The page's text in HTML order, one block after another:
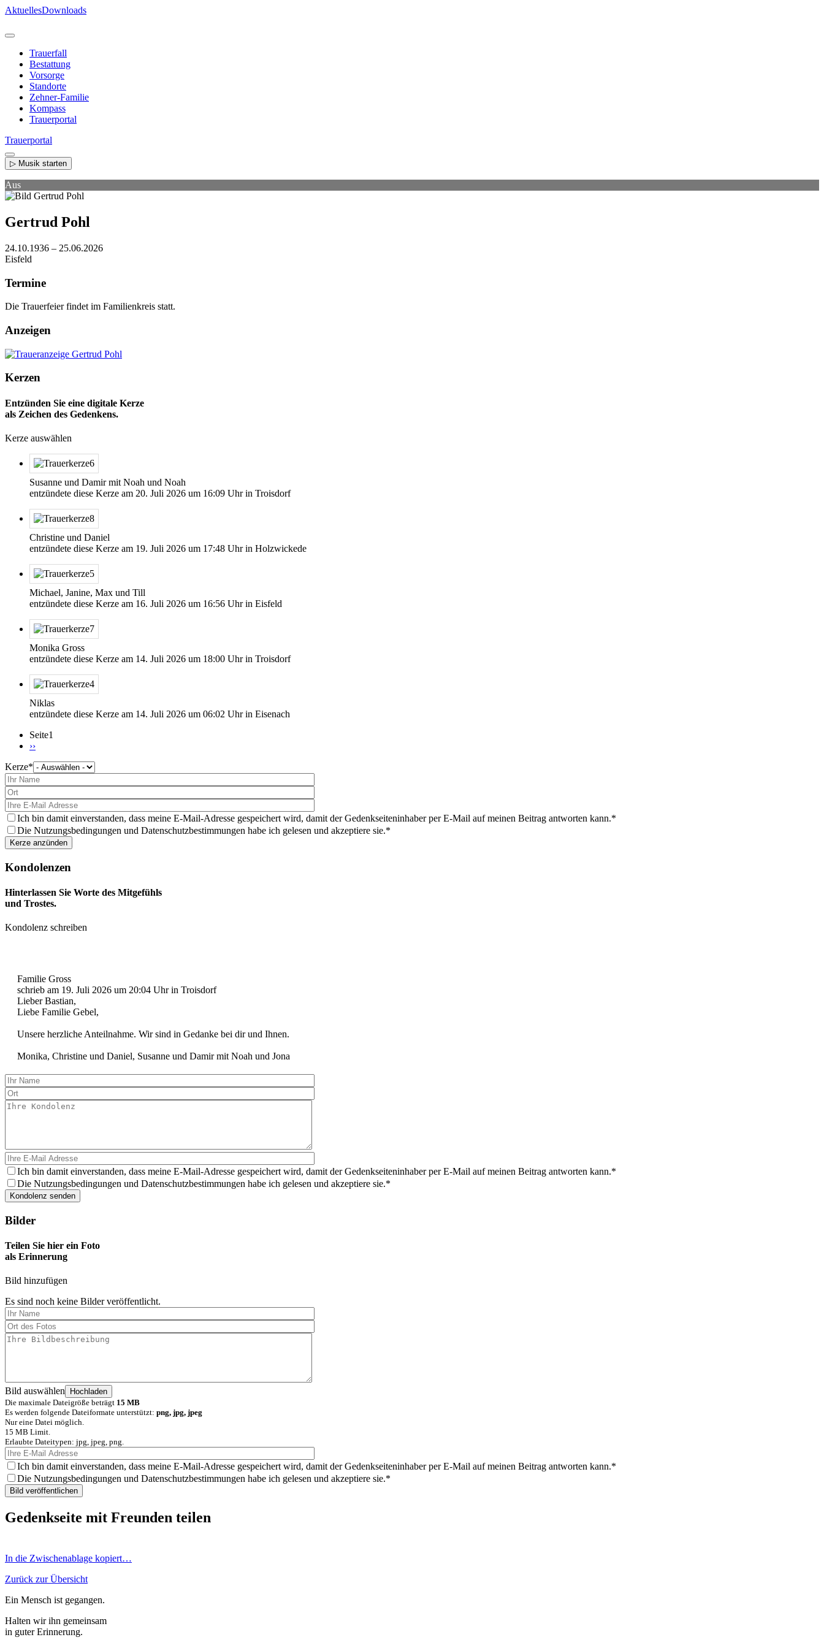
Direkt
Inhalt
AktuellesDownloads
Trauerfall
Bestattung
Vorsorge
Standorte
Zehner-Familie
Kompass
Trauerportal
Trauerportal
▷ Musik starten
Aus
Gertrud Pohl
24.10.1936 – 25.06.2026
Eisfeld
Termine
Die Trauerfeier findet im Familienkreis statt.
Anzeigen
Kerzen
Entzünden Sie eine digitale Kerze
als Zeichen des Gedenkens.
Kerze auswählen
Susanne und Damir mit Noah und Noah
entzündete diese Kerze am 20. Juli 2026 um 16:09 Uhr in Troisdorf
Christine und Daniel
entzündete diese Kerze am 19. Juli 2026 um 17:48 Uhr in Holzwickede
Michael, Janine, Max und Till
entzündete diese Kerze am 16. Juli 2026 um 16:56 Uhr in Eisfeld
Monika Gross
entzündete diese Kerze am 14. Juli 2026 um 18:00 Uhr in Troisdorf
Niklas
entzündete diese Kerze am 14. Juli 2026 um 06:02 Uhr in Eisenach
Seite1
Nächste
››
Kerze
wählen
Sie
aus
Ich bin damit einverstanden, dass meine E-Mail-Adresse gespeichert wird, damit der Gedenkseiteninhaber per E-Mail auf meinen Beitrag antworten kann.
Die Nutzungsbedingungen und Datenschutzbestimmungen habe ich gelesen und akzeptiere sie.
Kondolenzen
Hinterlassen Sie Worte des Mitgefühls
und Trostes.
Kondolenz schreiben
Familie Gross
schrieb am 19. Juli 2026 um 20:04 Uhr in Troisdorf
Lieber Bastian,
Liebe Familie Gebel,
Unsere herzliche Anteilnahme. Wir sind in Gedanke bei dir und Ihnen.
Monika, Christine und Daniel, Susanne und Damir mit Noah und Jona
Ich bin damit einverstanden, dass meine E-Mail-Adresse gespeichert wird, damit der Gedenkseiteninhaber per E-Mail auf meinen Beitrag antworten kann.
Die Nutzungsbedingungen und Datenschutzbestimmungen habe ich gelesen und akzeptiere sie.
Bilder
Teilen Sie hier ein Foto
als Erinnerung
Bild hinzufügen
Es sind noch keine Bilder veröffentlicht.
Bild auswählen
Die maximale Dateigröße beträgt 15 MB
Es werden folgende Dateiformate unterstützt: png, jpg, jpeg
Nur eine Datei möglich.
15 MB Limit.
Erlaubte Dateitypen: jpg, jpeg, png.
Ich bin damit einverstanden, dass meine E-Mail-Adresse gespeichert wird, damit der Gedenkseiteninhaber per E-Mail auf meinen Beitrag antworten kann.
Die Nutzungsbedingungen und Datenschutzbestimmungen habe ich gelesen und akzeptiere sie.
Gedenkseite mit Freunden teilen
In die Zwischenablage kopiert…
Zurück zur Übersicht
Ein Mensch ist gegangen.
Halten wir ihn gemeinsam
in guter Erinnerung.